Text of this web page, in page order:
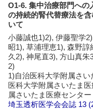
O1-6. 集中治療部門への
の持続的腎代替療法を
いて
小藤誠也1)2), 伊藤聖学
昭1), 草浦理恵1), 森野
久2), 神尾直3), 方山真
2)
1)自治医科大学附属さ
医科大学附属さいたま
属さいたま医療センタ
埼玉透析医学会会誌 13